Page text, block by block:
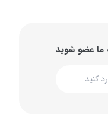
ما عضو شوید